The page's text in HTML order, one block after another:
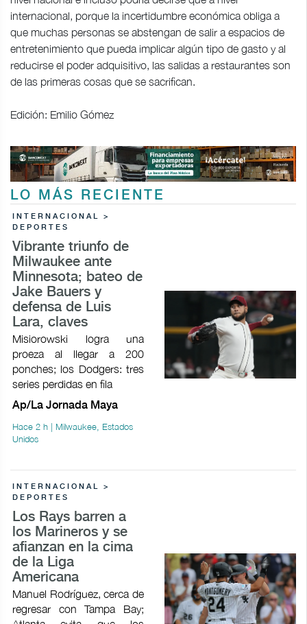
internacional, porque la incertidumbre económica obliga a
que muchas personas se abstengan de salir a espacios de
entretenimiento que pueda implicar algún tipo de gasto y al
reducirse el poder adquisitivo, las salidas a restaurantes son
de las primeras cosas que se sacrifican.
Edición: Emilio Gómez
LO MÁS RECIENTE
INTERNACIONAL >
DEPORTES
Vibrante triunfo de
Milwaukee ante
Minnesota; bateo de
Jake Bauers y
defensa de Luis
Lara, claves
Misiorowski logra una
proeza al llegar a 200
ponches; los Dodgers: tres
series perdidas en fila
Ap/La Jornada Maya
Hace 2 h | Milwaukee, Estados
Unidos
INTERNACIONAL >
DEPORTES
Los Rays barren a
los Marineros y se
afianzan en la cima
de la Liga
Americana
Manuel Rodríguez, cerca de
regresar con Tampa Bay;